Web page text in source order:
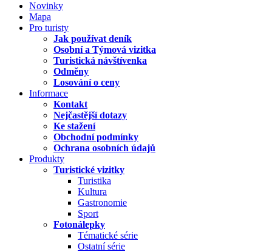
Novinky
Mapa
Pro turisty
Jak používat deník
Osobní a Týmová vizitka
Turistická návštívenka
Odměny
Losování o ceny
Informace
Kontakt
Nejčastější dotazy
Ke stažení
Obchodní podmínky
Ochrana osobních údajů
Produkty
Turistické vizitky
Turistika
Kultura
Gastronomie
Sport
Fotonálepky
Tématické série
Ostatní série